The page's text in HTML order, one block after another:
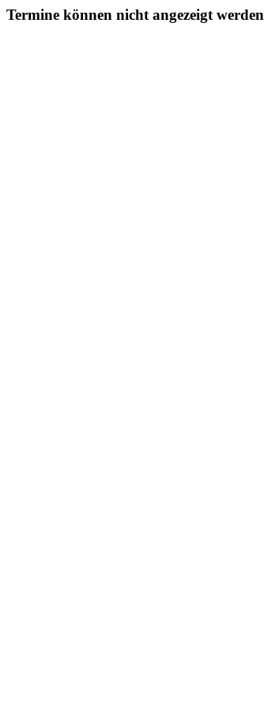
Termine können nicht angezeigt werden